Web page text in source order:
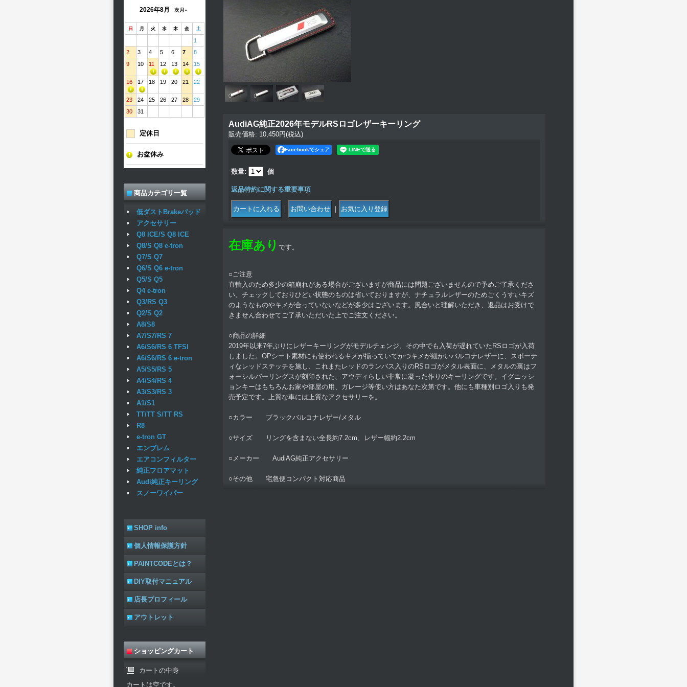
2026年8月 次月»
日 月 火 水 木 金 土
1
2
3 4 5 6 7
8
9
10 11 12 13 14 15
16 17 18 19 20 21 22
23 24 25 26 27 28
29
30
31
定休日
お盆休み
商品カテゴリ一覧
低ダストBrakeパッド
アクセサリー
Q8 ICE/S Q8 ICE
Q8/S Q8 e-tron
Q7/S Q7
Q6/S Q6 e-tron
Q5/S Q5
Q4 e-tron
Q3/RS Q3
Q2/S Q2
A8/S8
A7/S7/RS 7
A6/S6/RS 6 TFSI
A6/S6/RS 6 e-tron
A5/S5/RS 5
A4/S4/RS 4
A3/S3/RS 3
A1/S1
TT/TT S/TT RS
R8
e-tron GT
エンブレム
エアコンフィルター
純正フロアマット
Audi純正キーリング
スノーワイパー
SHOP info
個人情報保護方針
PAINTCODEとは？
DIY取付マニュアル
店長プロフィール
アウトレット
ショッピングカート
カートの中身
カートは空です。
AudiAG純正2026年モデルRSロゴレザーキーリング
販売価格: 10,450円(税込)
Facebookでシェア
数量: 個
返品特約に関する重要事項
｜ ｜
在庫あり です。
○ご注意
直輸入のため多少の箱崩れがある場合がございますが商品には問題ございませんので予めご了承くださ
い。チェックしておりひどい状態のものは省いておりますが、ナチュラルレザーのためごくうすいキズ
のようなものやキメが合っていないなどが多少はございます。風合いと理解いただき、返品はお受けで
きません合わせてご了承いただいた上でご注文ください。
○商品の詳細
2019年以来7年ぶりにレザーキーリングがモデルチェンジ、その中でも入荷が遅れていたRSロゴが入荷
しました。OPシート素材にも使われるキメが揃っていてかつキメが細かいバルコナレザーに、スポーテ
ィなレッドステッチを施し、これまたレッドのランバス入りのRSロゴがメタル表面に、メタルの裏はフ
ォーシルバーリングスが刻印された、アウディらしい非常に凝った作りのキーリングです。イグニッシ
ョンキーはもちろんお家や部屋の用、ガレージ等使い方はあなた次第です。他にも車種別ロゴ入りも発
売予定です。上質な車には上質なアクセサリーを。
○カラー ブラックバルコナレザー/メタル
○サイズ リングを含まない全長約7.2cm、レザー幅約2.2cm
○メーカー AudiAG純正アクセサリー
○その他 宅急便コンパクト対応商品